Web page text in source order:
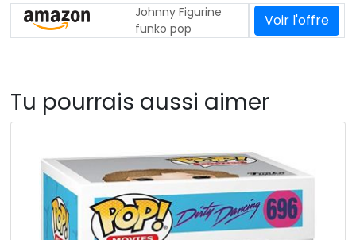
Johnny Figurine
funko pop
Voir l'offre
Tu pourrais aussi aimer